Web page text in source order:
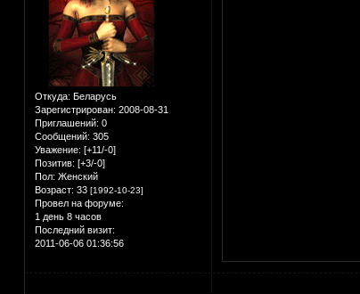
Откуда: Беларусь
Зарегистрирован: 2008-08-31
Приглашений: 0
Сообщений: 305
Уважение: [+11/-0]
Позитив: [+3/-0]
Пол: Женский
Возраст: 33 [1992-10-23]
Провел на форуме:
1 день 8 часов
Последний визит:
2011-06-06 01:36:56